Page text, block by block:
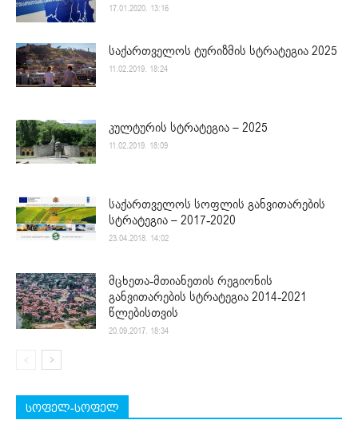
17.01.2020. 13:16
საქართველოს ტურიზმის სტრატეგია 2025
11.02.2019. 18:24
კულტურის სტრატეგია – 2025
11.02.2019. 18:09
საქართველოს სოფლის განვითარების
სტრატეგია – 2017-2020
23.04.2018. 14:02
მცხეთა-მთიანეთის რეგიონის
განვითარების სტრატეგია 2014-2021
წლებისთვის
20.09.2017. 18:34
სოფელ-სოფელ